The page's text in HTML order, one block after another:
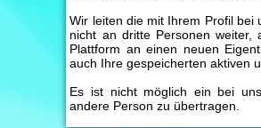
Wir leiten die mit Ihrem Profil bei
nicht an dritte Personen weiter,
Plattform an einen neuen
auch Ihre gespeicherten aktiven
Es ist nicht möglich ein bei
andere Person zu übertragen.